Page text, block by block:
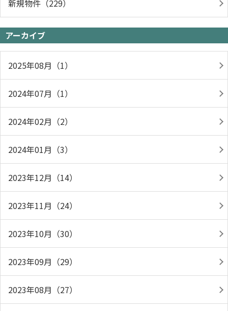
新規物件（229）
アーカイブ
2025年08月（1）
2024年07月（1）
2024年02月（2）
2024年01月（3）
2023年12月（14）
2023年11月（24）
2023年10月（30）
2023年09月（29）
2023年08月（27）